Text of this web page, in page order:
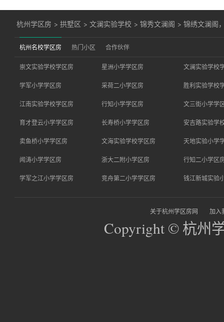
杭州学区房 >拱墅区 >文澜实验学校 >锦秀文澜阁 >锦绣文澜阁
杭州名校学区房 热门小区 合作伙伴
崇文实验学校学区房 星洲小学学区房 文澜实验学校
学军小学学区房 采荷二小学区房 胜利实验学校
江南实验学校学区房 行知小学学区房 文三街小学学
育才登云小学学区房 长寿桥小学学区房 安吉路实验学
卖鱼桥小学学区房 文海实验学校学区房 天地实验小学
闻涛小学学区房 浙大二附小学区房 行知二小学区
学军之江小学学区房 竞舟第二小学学区房 钱江新城实验
关于杭州学区房网 加入
Copyright © 杭州